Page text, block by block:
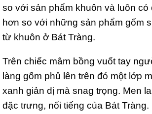
so với sản phẩm khuôn và luôn có
hơn so với những sản phẩm gốm
từ khuôn ở Bát Tràng.
Trên chiếc mâm bồng vuốt tay
làng gốm phủ lên trên đó một lớp
xanh giản dị mà snag trọng. Men
đặc trưng, nổi tiếng của Bát Tràng.